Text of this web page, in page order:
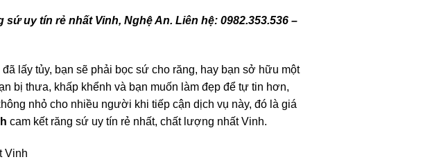
uy tín rẻ nhất Vinh, Nghệ An. Liên hệ: 0982.353.536 –
lấy tủy, bạn sẽ phải bọc sứ cho răng, hay bạn sở hữu một
bị thưa, khấp khểnh và bạn muốn làm đẹp để tự tin hơn,
nhỏ cho nhiều người khi tiếp cận dịch vụ này, đó là giá
cam kết răng sứ uy tín rẻ nhất, chất lượng nhất Vinh.